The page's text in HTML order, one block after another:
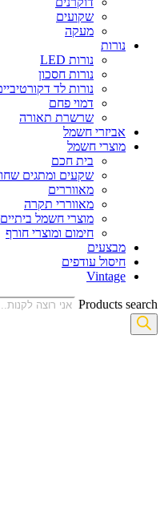
שקועים
מעקה
נורות
נורות LED
נורות חסכון
נורות לד
דמוי פחם
שרשרת תאורה
אביזרי חשמל
מוצרי חשמל
בית חכם
שקעים ומתגים
מאווררים
מאווררי תקרה
מוצרי חשמל ביתיים
חימום ומוצרי חורף
מבצעים
חיסול עודפים
Vintage
Products search